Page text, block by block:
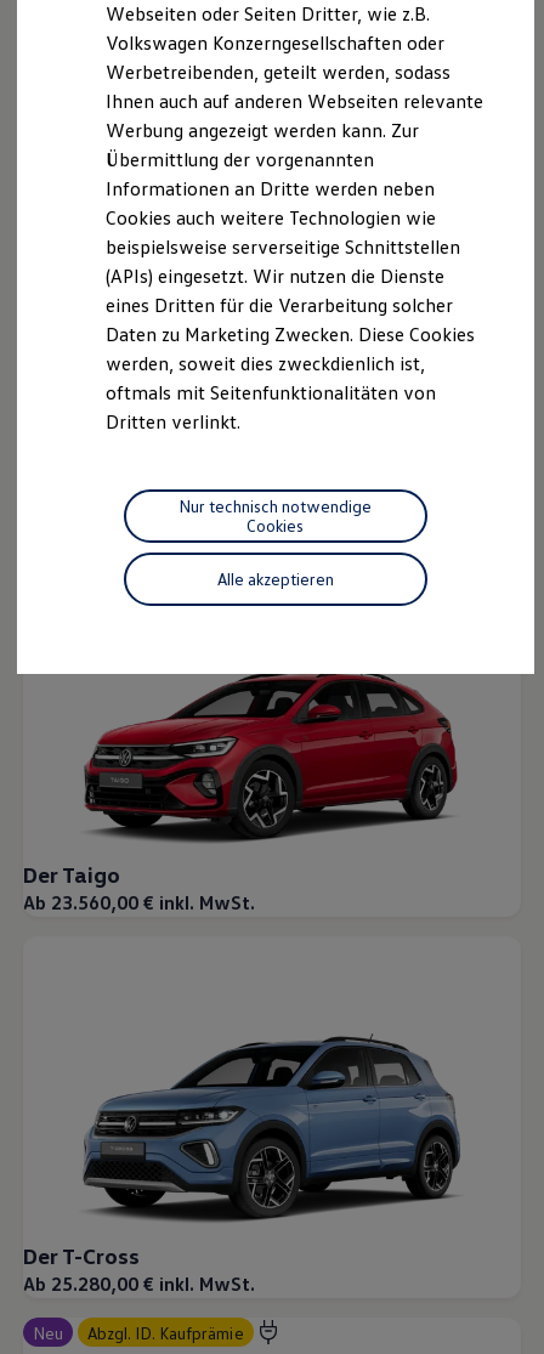
Volkswagen Kollektion
R-Kollektion
GTI Kollektion
Fußball Drop
we drive football
#wedriveproud
Besitzer und Service
myVolkswagen
Software Updates
Service und Ersatzteile
Inspektion und HU/AU
Reparaturen und Checks
Motorenöl und Flüssigkeiten
Räder und Reifen
Pannen- und Unfallhilfe
Economy Service
Volkswagen Teile
Zubehör
Modellspezifisches Zubehör
Individualisieren
Wallbox und Ladekabel
Digitale Extras
Dienste für Ihr Modell finden
Volkswagen Apps, Login und Shop
Handy und Fahrzeug verbinden
Vorgängermodelle
Kundeninformationen
Volkswagen Kundenbetreuung
Warn- und Kontrollleuchten
Assistenzsysteme
Digitale Betriebsanleitung
Live Beratung
Magazin
Familie
Der Golf
Ab 29.835,00 € inkl. MwSt.
abzgl. ID. Kaufprämie
Der neue ID.3 Neo
Ab 33.995,00 € inkl. MwSt.
Der Taigo
Ab 23.560,00 € inkl. MwSt.
Der T-Cross
Ab 25.280,00 € inkl. MwSt.
Neu abzgl. ID. Kaufprämie
Webseiten oder Seiten Dritter, wie z.B.
Volkswagen Konzerngesellschaften oder
Werbetreibenden, geteilt werden, sodass
Ihnen auch auf anderen Webseiten relevante
Werbung angezeigt werden kann. Zur
Übermittlung der vorgenannten
Informationen an Dritte werden neben
Cookies auch weitere Technologien wie
beispielsweise serverseitige Schnittstellen
(APIs) eingesetzt. Wir nutzen die Dienste
eines Dritten für die Verarbeitung solcher
Daten zu Marketing Zwecken. Diese Cookies
werden, soweit dies zweckdienlich ist,
oftmals mit Seitenfunktionalitäten von
Dritten verlinkt.
Alle akzeptieren
Nur technisch notwendige
Cookies